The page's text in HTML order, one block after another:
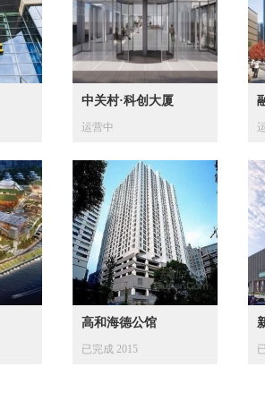
中关村·科创大厦
运营中
高和海德公馆
已完成 2015